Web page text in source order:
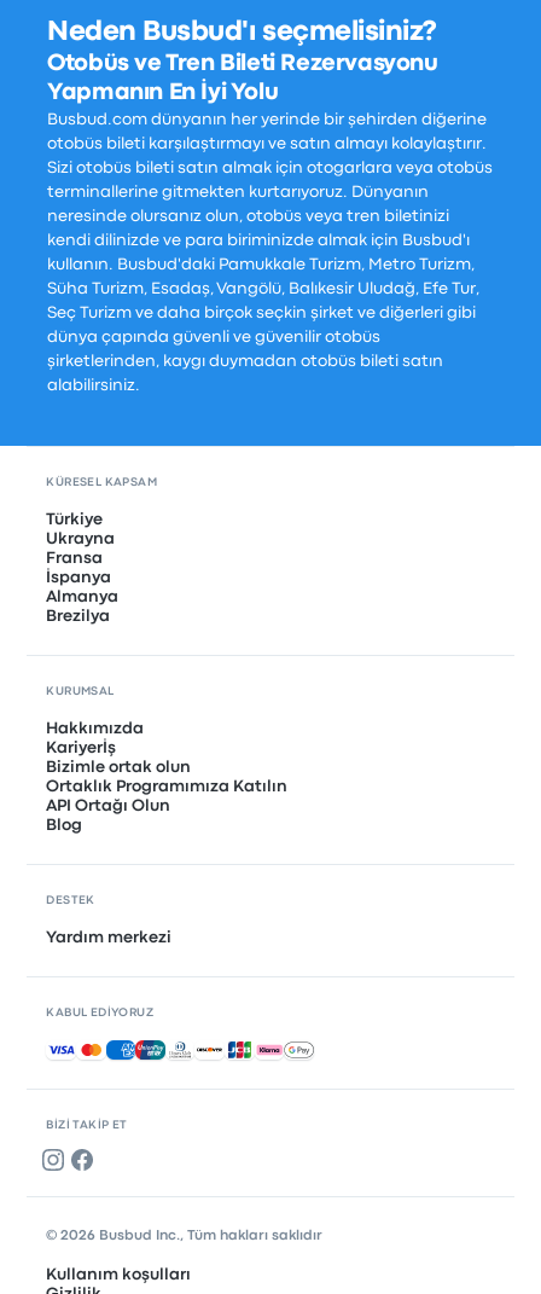
Neden Busbud'ı seçmelisiniz?
Otobüs ve Tren Bileti Rezervasyonu
Yapmanın En İyi Yolu
Busbud.com dünyanın her yerinde bir şehirden diğerine
otobüs bileti karşılaştırmayı ve satın almayı kolaylaştırır.
Sizi otobüs bileti satın almak için otogarlara veya otobüs
terminallerine gitmekten kurtarıyoruz. Dünyanın
neresinde olursanız olun, otobüs veya tren biletinizi
kendi dilinizde ve para biriminizde almak için Busbud'ı
kullanın. Busbud'daki Pamukkale Turizm, Metro Turizm,
Süha Turizm, Esadaş, Vangölü, Balıkesir Uludağ, Efe Tur,
Seç Turizm ve daha birçok seçkin şirket ve diğerleri gibi
dünya çapında güvenli ve güvenilir otobüs
şirketlerinden, kaygı duymadan otobüs bileti satın
alabilirsiniz.
BIZI TAKIP ET
KÜRESEL KAPSAM
Türkiye
Ukrayna
Fransa
İspanya
Almanya
Brezilya
KURUMSAL
Hakkımızda
Kariyerİş
Bizimle ortak olun
Ortaklık Programımıza Katılın
API Ortağı Olun
Blog
DESTEK
Yardım merkezi
KABUL EDIYORUZ
Kabul edilen ödemeler
© 2026 Busbud Inc., Tüm hakları saklıdır
Kullanım koşulları